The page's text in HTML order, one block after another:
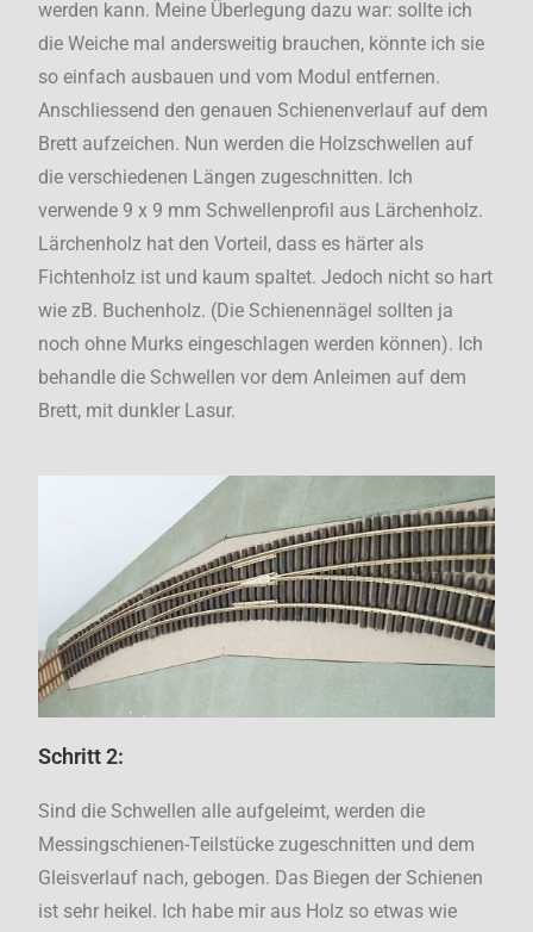
werden kann. Meine Überlegung dazu war: sollte ich
die Weiche mal andersweitig brauchen, könnte ich sie
so einfach ausbauen und vom Modul entfernen.
Anschliessend den genauen Schienenverlauf auf dem
Brett aufzeichen. Nun werden die Holzschwellen auf
die verschiedenen Längen zugeschnitten. Ich
verwende 9 x 9 mm Schwellenprofil aus Lärchenholz.
Lärchenholz hat den Vorteil, dass es härter als
Fichtenholz ist und kaum spaltet. Jedoch nicht so hart
wie zB. Buchenholz. (Die Schienennägel sollten ja
noch ohne Murks eingeschlagen werden können). Ich
behandle die Schwellen vor dem Anleimen auf dem
Brett, mit dunkler Lasur.
Schritt 2:
Sind die Schwellen alle aufgeleimt, werden die
Messingschienen-Teilstücke zugeschnitten und dem
Gleisverlauf nach, gebogen. Das Biegen der Schienen
ist sehr heikel. Ich habe mir aus Holz so etwas wie